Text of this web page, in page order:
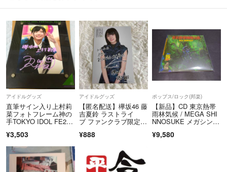
アイドルグッズ
直筆サイン入り上村莉
菜フォトフレーム神の
手TOKYO IDOL FE201
¥3,503
アイドルグッズ
【匿名配送】欅坂46 藤
吉夏鈴 ラストライ
ブ ファンクラブ限定特
¥888
ポップス/ロック(邦楽)
【新品】CD 東京熱帯
雨林気候 / MEGA SHI
NNOSUKE メガシンノ
¥9,580